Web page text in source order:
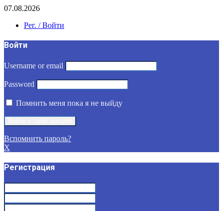
07.08.2026
Рег. / Войти
Войти
Username or email
Password
Помнить меня пока я не выйду
Вспомнить пароль?
X
Регистрация